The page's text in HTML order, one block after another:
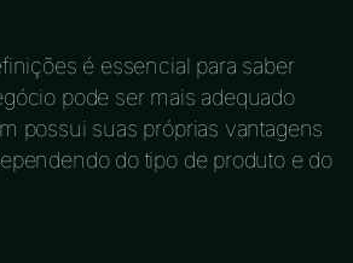
é essencial para saber
pode ser mais adequado
possui suas próprias vantagens
do tipo de produto e do